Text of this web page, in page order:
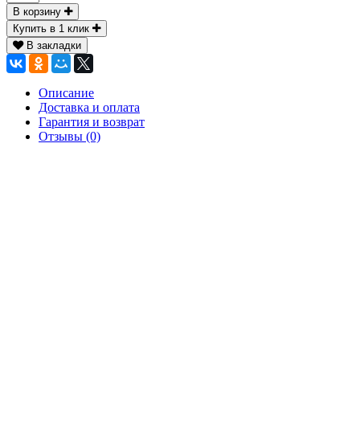
В корзину
Купить в 1 клик
В закладки
Описание
Доставка и оплата
Гарантия и возврат
Отзывы (0)